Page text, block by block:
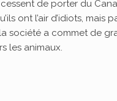
de porter du
ont l’air d’idiots, mais
société a commet de
les animaux.